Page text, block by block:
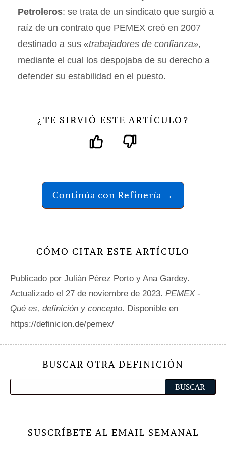
Petroleros: se trata de un sindicato que surgió a
raíz de un contrato que PEMEX creó en 2007
destinado a sus«trabajadores de confianza»,
mediante el cual los despojaba de su derecho a
defender su estabilidad en el puesto.
¿ TE SIRVIÓ ESTE ARTÍCULO ?
Continúa con Refinería →
CÓMO CITAR ESTE ARTÍCULO
Publicado por Julián Pérez Porto y Ana Gardey.
Actualizado el 27 de noviembre de 2023. PEMEX -
Qué es, definición y concepto. Disponible en
https://definicion.de/pemex/
BUSCAR OTRA DEFINICIÓN
SUSCRÍBETE AL EMAIL SEMANAL